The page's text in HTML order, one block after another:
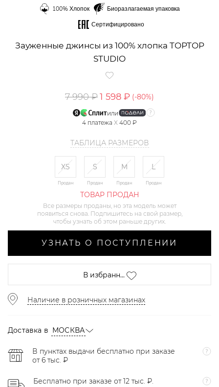
100% Хлопок
Биоразлагаемая упаковка
Сертифицировано
Зауженные джинсы из 100% хлопка TOPTOP
STUDIO
7 990 ₽1 598 ₽ (-80%)
или
4 платежа X 400 ₽
ТАБЛИЦА РАЗМЕРОВ
XS
Продан
S
Продан
M
Продан
L
Продан
ТОВАР ПРОДАН
Все размеры проданы, но эта модель может
появиться снова. Подпишитесь на свой размер,
чтобы узнать об этом раньше других.
УЗНАТЬ О ПОСТУПЛЕНИИ
В избранн...
Наличие в розничных магазинах
Доставка в МОСКВА
В пунктах выдачи бесплатно при заказе
от 6 тыс. ₽
Бесплатно при заказе от 12 тыс. ₽.